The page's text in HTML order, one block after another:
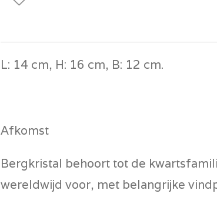
L: 14 cm, H: 16 cm, B: 12 cm.
Afkomst
Bergkristal behoort tot de
wereldwijd voor, met belangrijke